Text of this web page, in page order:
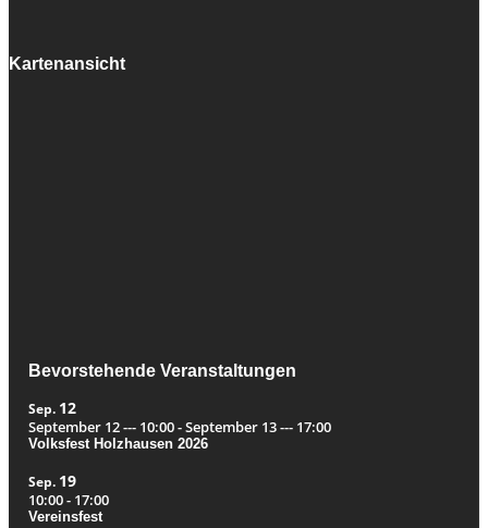
Kartenansicht
Bevorstehende Veranstaltungen
Sep. 12
September 12 --- 10:00-September 13 --- 17:00
Volksfest Holzhausen 2026
Sep. 19
10:00- 17:00
Vereinsfest